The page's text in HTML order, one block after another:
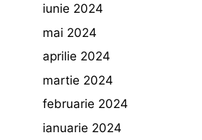
iunie 2024
mai 2024
aprilie 2024
martie 2024
februarie 2024
ianuarie 2024